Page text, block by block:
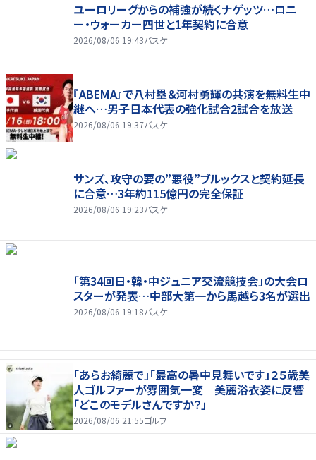
ユーロリーグからの補強が続くナゲッツ…ロニ
ー・ウォーカー四世と1年契約に合意
2026/08/06 19:43バスケ
『ABEMA』で八村塁＆河村勇輝の共演を無料生中
継へ…男子日本代表の強化試合2試合を放送
2026/08/06 19:37バスケ
サンズ、攻守の要の”悪役”ブルックスと契約延長
に合意…3年約115億円の完全保証
2026/08/06 19:23バスケ
「第34回日・韓・中ジュニア交流競技会」の大会ロ
スターが発表…中部大第一から馬越ら3名が選出
2026/08/06 19:18バスケ
「あらお綺麗で」「最高の暑中見舞いです」２５歳美
人ゴルファーが雰囲気一変 美麗浴衣姿に反響
「どこのモデルさんですか？」
2026/08/06 21:55ゴルフ